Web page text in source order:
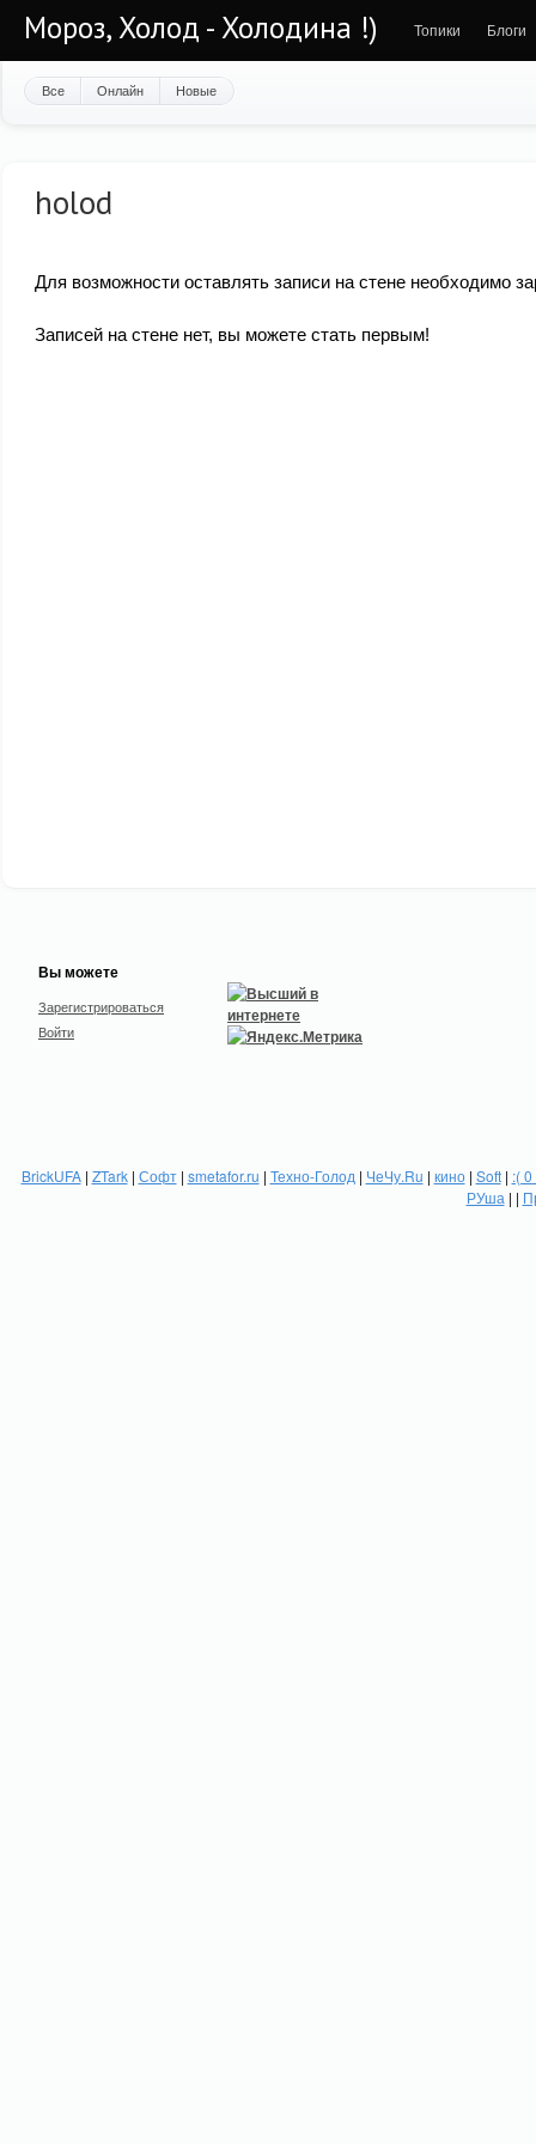
Мороз, Холод - Холодина !) Топики Блоги
Все Онлайн Новые
holod
Для возможности оставлять записи на стене необходимо
Записей на стене нет, вы можете стать первым!
Вы можете
Зарегистрироваться
Войти
BrickUFA| ZTark| Софт| smetafor.ru | Техно-Голод | ЧеЧу.Ru | кино| Soft| :(
РУша | |